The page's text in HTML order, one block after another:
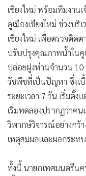
เชียงใหม่ พร้อมทีมงาน
คูเมืองเชียงใหม่ ช่วงบริ
เชียงใหม่ เพื่อตรวจติด
ปรับปรุงคุณภาพน้ำในคูเ
ปล่อยฝูงห่านจำนวน 10
วัชพืชที่เป็นปัญหา ซึ่งเ
ระยะเวลา 7 วัน เริ่มตั้
เริ่มทดลองปรากฏว่าคน
วิพากษ์วิจารณ์อย่างกว้า
เหตุสมผลและผลกระท
ทั้งนี้ นายกเทศมนตรีนค